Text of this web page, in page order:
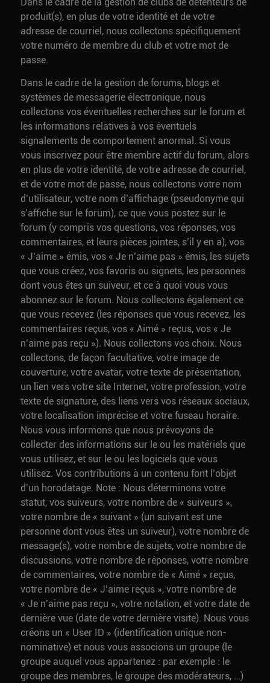
Dans le cadre de la gestion de clubs de détenteurs de
produit(s), en plus de votre identité et de votre
adresse de courriel, nous collectons spécifiquement
votre numéro de membre du club et votre mot de
passe.
Dans le cadre de la gestion de forums, blogs et
systèmes de messagerie électronique, nous
collectons vos éventuelles recherches sur le forum et
les informations relatives à vos éventuels
signalements de comportement anormal. Si vous
vous inscrivez pour être membre actif du forum, alors
en plus de votre identité, de votre adresse de courriel,
et de votre mot de passe, nous collectons votre nom
d’utilisateur, votre nom d’affichage (pseudonyme qui
s’affiche sur le forum), ce que vous postez sur le
forum (y compris vos questions, vos réponses, vos
commentaires, et leurs pièces jointes, s’il y en a), vos
« J’aime » émis, vos « Je n’aime pas » émis, les sujets
que vous créez, vos favoris ou signets, les personnes
dont vous êtes un suiveur, et ce à quoi vous vous
abonnez sur le forum. Nous collectons également ce
que vous recevez (les réponses que vous recevez, les
commentaires reçus, vos « Aimé » reçus, vos « Je
n’aime pas reçu »). Nous collectons vos choix. Nous
collectons, de façon facultative, votre image de
couverture, votre avatar, votre texte de présentation,
un lien vers votre site Internet, votre profession, votre
texte de signature, des liens vers vos réseaux sociaux,
votre localisation imprécise et votre fuseau horaire.
Nous vous informons que nous prévoyons de
collecter des informations sur le ou les matériels que
vous utilisez, et sur le ou les logiciels que vous
utilisez. Vos contributions à un contenu font l’objet
d’un horodatage. Note : Nous déterminons votre
statut, vos suiveurs, votre nombre de « suiveurs »,
votre nombre de « suivant » (un suivant est une
personne dont vous êtes un suiveur), votre nombre de
message(s), votre nombre de sujets, votre nombre de
discussions, votre nombre de réponses, votre nombre
de commentaires, votre nombre de « Aimé » reçus,
votre nombre de « J’aime reçus », votre nombre de
« Je n’aime pas reçu », votre notation, et votre date de
dernière vue (date de votre dernière visite). Nous vous
créons un « User ID » (identification unique non-
nominative) et nous vous associons un groupe (le
groupe auquel vous appartenez : par exemple : le
groupe des membres, le groupe des modérateurs, …)